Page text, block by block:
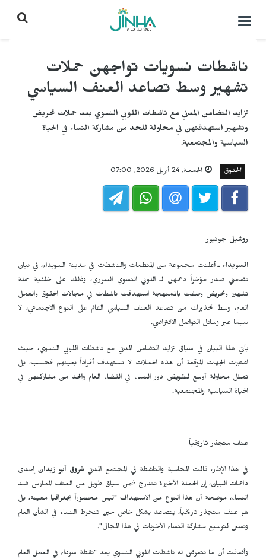
التحكم
ناشطات نسويات تواجهن حملات
تشهير وسط تصاعد العنف السياسي
تزايد التضامن المدني مع ناشطات اللوبي النسوي بعد حملات تحريض
وتشهير استهدفتهن في محاولة للحد من مشاركة النساء في الحياة
السياسية والمجتمعية.
الحقوق الجمعـة, 24 أبريل 2026, 07:00
روشيل جونيور
السويداء ـأعلنت مجموعة من المنظمات والناشطات في مدينة السويداء، في بيان
تضامني صدر مؤخراً دعمهن لـ اللوبي النسوي السوري، وذلك على خلفية حملة
تشهير وتحريض وصفت بالممنهجة استهدفت ناشطات في مجالات الحقوق والعمل
العام، وسط تحذيرات من تصاعد العنف السياسي القائم على النوع الاجتماعي، لا
سيما عبر وسائل التواصل الافتراضي.
يأتي هذا البيان في سياق تزايد التضامن المدني مع ناشطات اللوبي النسوي، حيث
اعتبرت الجهات الموقعة أن هذه الحملات لا تستهدف أفراداً بعينهم فحسب، بل
تمثل محاولة أوسع لتقويض دور النساء في الفضاء العام والحد من مشاركتهن في
الحياة السياسية والمجتمعية.
عنف متجذر تاريخياً
في هذا الإطار، قالت المحامية والناشطة في المجتمع المدني شروق أبو زيدان إحدى
داعمات البيان، إن الحملة الأخيرة تندرج ضمن سياق طويل من العنف الممارس ضد
النساء، موضحة أن هذا النوع من الاستهداف "ليس محصوراً بجغرافيا معينة، بل
هو عنف متجذر تاريخياً، يتصاعد بشكل خاص حين تنخرط النساء في الشأن العام
وتسعى لتوسيع مشاركة النساء الأخريات في هذا المجال".
وأضافت أن ما تتعرض له ناشطات اللوبي النسوي يعد "نقطة سوداء في العمل العام